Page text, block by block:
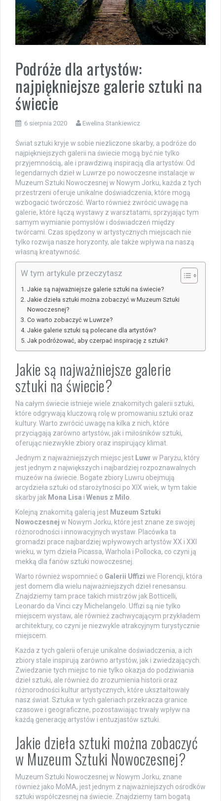
Podróże dla artystów:
najpiękniejsze galerie sztuki na
świecie
6 sierpnia 2020 Ewelina Stankiewicz
Świat sztuki kryje w sobie niezliczone skarby, a podróże do
najpiękniejszych galerii na świecie mogą być nie tylko
przyjemnością, ale i prawdziwą inspiracją dla artystów. Od
legendarnych dzieł w Luwrze po nowoczesne instalacje w
Muzeum Sztuki Nowoczesnej w Nowym Jorku, każda z tych
przestrzeni oferuje unikalne doświadczenia, które mogą
wzbogacić twórczość. Warto również zwrócić uwagę na
galerie, które łączą wystawy z warsztatami, sprzyjając tym
samym wymianie pomysłów i doświadczeń między
twórcami. Czas spędzony w artystycznych miejscach nie
tylko rozwija nasze horyzonty, ale także wpływa na naszą
własną kreatywność.
W tym artykule przeczytasz
Jakie są najważniejsze galerie sztuki na świecie?
Jakie dzieła sztuki można zobaczyć w Muzeum Sztuki
Nowoczesnej?
Co warto zobaczyć w Luwrze?
Jakie galerie sztuki są polecane dla artystów?
Jak podróżować, aby czerpać inspirację z sztuki?
Jakie są najważniejsze galerie
sztuki na świecie?
Na całym świecie istnieje wiele znakomitych galerii sztuki,
które odgrywają kluczową rolę w promowaniu sztuki oraz
kultury. Warto zwrócić uwagę na kilka z nich, które
przyciągają zarówno artystów, jak i miłośników sztuki,
oferując niezwykłe zbiory oraz inspirujący klimat.
Jednym z najważniejszych miejsc jest Luwr w Paryżu, który
jest jednym z największych i najbardziej rozpoznawalnych
muzeów na świecie. Bogate zbiory Luwru obejmują
arcydzieła sztuki od starożytności po XIX wiek, w tym takie
skarby jak Mona Lisa i Wenus z Milo
Kolejną znakomitą galerią jest Muzeum Sztuki
Nowoczesnej w Nowym Jorku, które jest znane ze swojej
różnorodności i innowacyjnych wystaw. Placówka ta
gromadzi prace najbardziej wpływowych artystów XX i XXI
wieku, w tym dzieła Picassa, Warhola i Pollocka, co czyni ją
mekką dla fanów sztuki nowoczesnej.
Warto również wspomnieć o Galerii Uffizi we Florencji, która
jest domem dla wielu najważniejszych dzieł renesansu.
Znajdziemy tam prace takich mistrzów jak Botticelli,
Leonardo da Vinci czy Michelangelo. Uffizi są nie tylko
miejscem wystaw, ale również zachwycającym przykładem
architektury, co czyni je niezwykle atrakcyjnym turystycznie
miejscem.
Każda z tych galerii oferuje unikalne doświadczenia, a ich
zbiory stale inspirują zarówno artystów, jak i zwiedzających.
Zwiedzanie tych miejsc to nie tylko okazja do podziwiania
dzieł sztuki, ale również do zrozumienia historii oraz
różnorodności kultur artystycznych, które ukształtowały
nasz świat. Sztuka w tych galeriach przekracza granice
czasowe i geograficzne, pozostawiając trwały wpływ na
każdą generację artystów i entuzjastów sztuki.
Jakie dzieła sztuki można zobaczyć
w Muzeum Sztuki Nowoczesnej?
Muzeum Sztuki Nowoczesnej w Nowym Jorku, znane
również jako MoMA, jest jednym z najważniejszych ośrodków
sztuki współczesnej na świecie. Znajdziemy tam bogatą